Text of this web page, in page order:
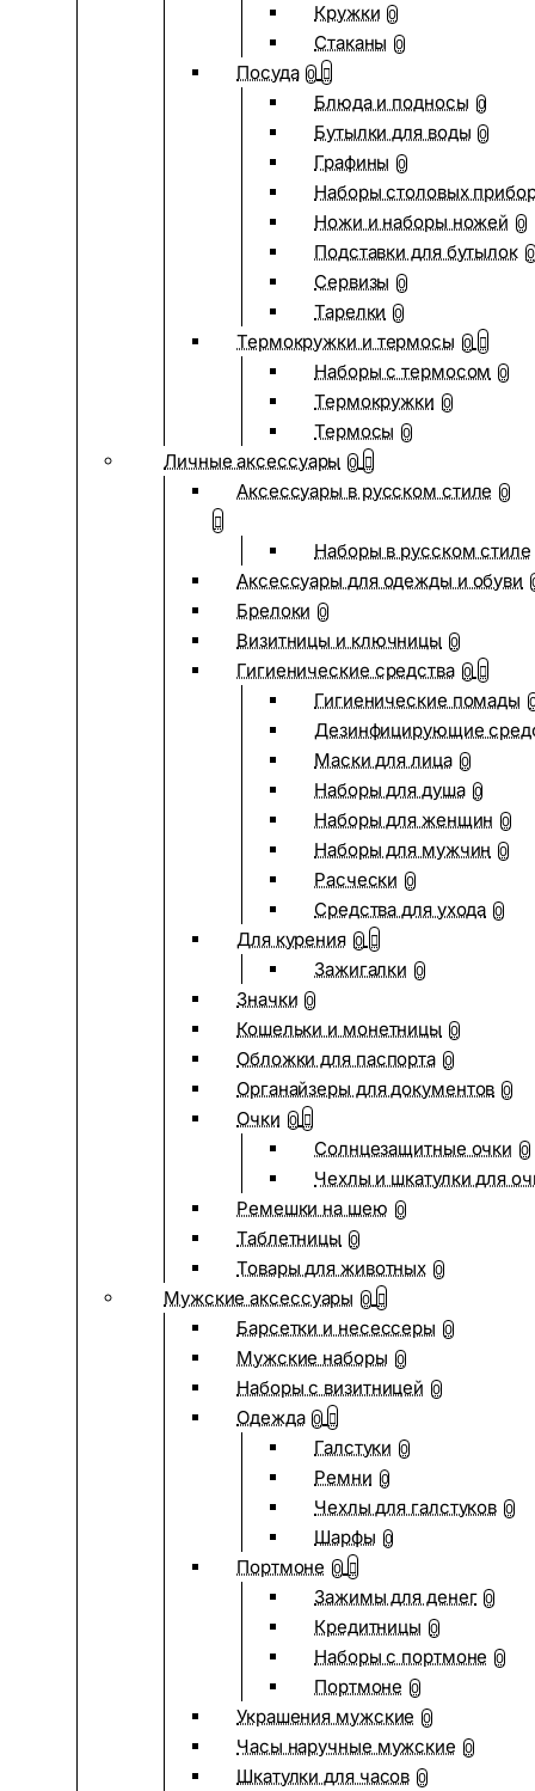
Кружки 0
Стаканы 0
Посуда 0
Блюда и подносы 0
Бутылки для воды 0
Графины 0
Наборы столовых
Ножи и наборы ножей 0
Подставки для бутылок 0
Сервизы 0
Тарелки 0
Термокружки и термосы 0
Наборы с термосом 0
Термокружки 0
Термосы 0
Личные аксессуары 0
Аксессуары в русском стиле 0
Наборы в русском стиле
Аксессуары для одежды и обуви
Брелоки 0
Визитницы и ключницы 0
Гигиенические средства 0
Гигиенические помады
Дезинфицирующие
Маски для лица 0
Наборы для душа 0
Наборы для женщин 0
Наборы для мужчин 0
Расчески 0
Средства для ухода 0
Для курения 0
Зажигалки 0
Значки 0
Кошельки и монетницы 0
Обложки для паспорта 0
Органайзеры для документов 0
Очки 0
Солнцезащитные очки 0
Чехлы и шкатулки для
Ремешки на шею 0
Таблетницы 0
Товары для животных 0
Мужские аксессуары 0
Барсетки и несессеры 0
Мужские наборы 0
Наборы с визитницей 0
Одежда 0
Галстуки 0
Ремни 0
Чехлы для галстуков 0
Шарфы 0
Портмоне 0
Зажимы для денег 0
Кредитницы 0
Наборы с портмоне 0
Портмоне 0
Украшения мужские 0
Часы наручные мужские 0
Шкатулки для часов 0